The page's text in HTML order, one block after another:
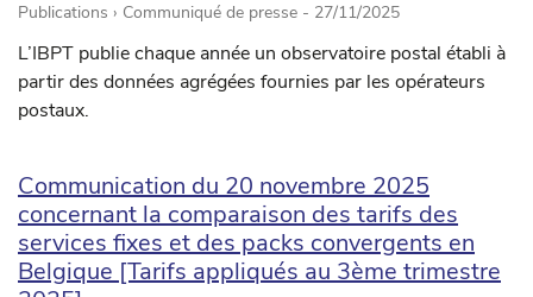
Publications › Communiqué de presse - 27/11/2025
L’IBPT publie chaque année un observatoire postal établi à
partir des données agrégées fournies par les opérateurs
postaux.
Communication du 20 novembre 2025
concernant la comparaison des tarifs des
services fixes et des packs convergents en
Belgique [Tarifs appliqués au 3ème trimestre